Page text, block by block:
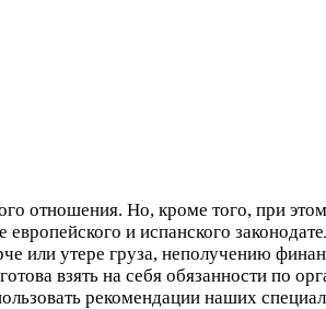
отношения. Но, кроме того, при
и испанского
или утере груза, неполучению
взять на себя обязанности по
рекомендации наших